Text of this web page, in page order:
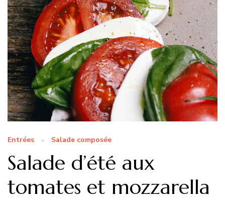
Entrées Salade composée
Salade d’été aux
tomates et mozzarella